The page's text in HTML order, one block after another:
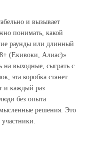
и вызывает
понимать, какой
раунды или длинный
(Екивоки, Алиас)»
на выходные, сыграть с
эта коробка станет
и каждый раз
без опыта
решения. Это